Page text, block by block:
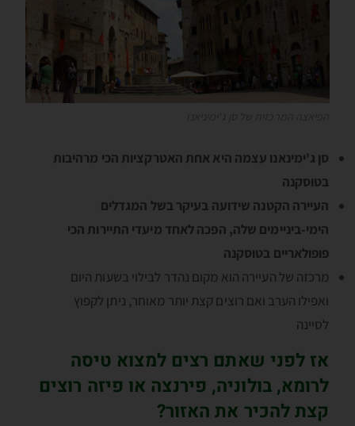
סן ג'ימינאנו עצמה היא אחת האטרקציות הכי מרהיבות
בטוסקנה
העיירה הקטנה שידועה בעיקר בשל המגדלים
הימי-ביניימים שלה, הפכה לאחד מיעדי התיירות הכי
פופולאריים בטוסקנה
מרכזה של העיירה הוא מקום נהדר לבילוי בשעות היום
ואפילו הערב ואם רוצים קצת יותר מאוחר, ניתן לקפוץ
לסיינה
אז לפני שאתם רצים למצוא טיסה
לרומא, בולוניה, פירנצה או פיזה רוצים
קצת להכיר את האזור?